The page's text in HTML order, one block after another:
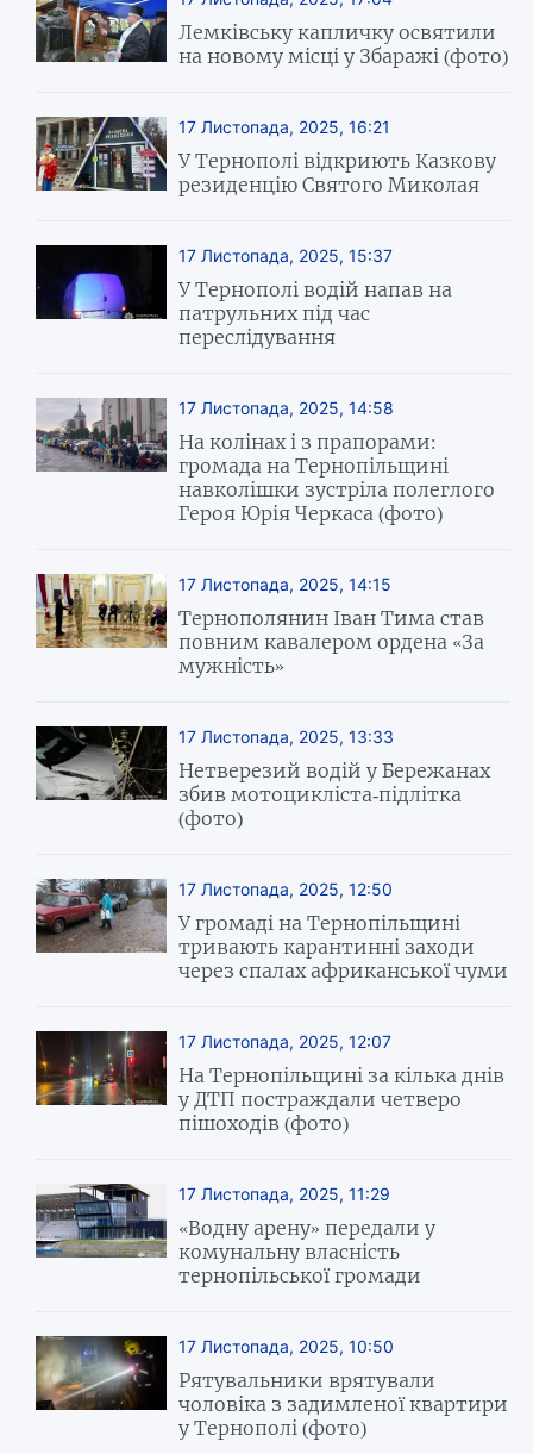
Лемківську капличку освятили
на новому місці у Збаражі (фото)
17 Листопада, 2025, 16:21
У Тернополі відкриють Казкову
резиденцію Святого Миколая
17 Листопада, 2025, 15:37
У Тернополі водій напав на
патрульних під час
переслідування
17 Листопада, 2025, 14:58
На колінах і з прапорами:
громада на Тернопільщині
навколішки зустріла полеглого
Героя Юрія Черкаса (фото)
17 Листопада, 2025, 14:15
Тернополянин Іван Тима став
повним кавалером ордена «За
мужність»
17 Листопада, 2025, 13:33
Нетверезий водій у Бережанах
збив мотоцикліста-підлітка
(фото)
17 Листопада, 2025, 12:50
У громаді на Тернопільщині
тривають карантинні заходи
через спалах африканської чуми
17 Листопада, 2025, 12:07
На Тернопільщині за кілька днів
у ДТП постраждали четверо
пішоходів (фото)
17 Листопада, 2025, 11:29
«Водну арену» передали у
комунальну власність
тернопільської громади
17 Листопада, 2025, 10:50
Рятувальники врятували
чоловіка з задимленої квартири
у Тернополі (фото)